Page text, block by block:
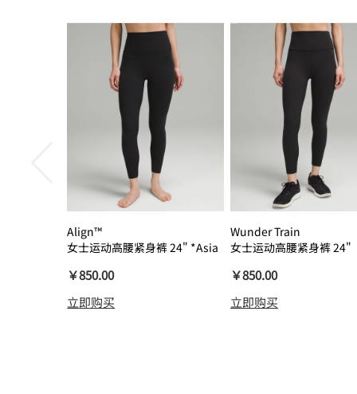
Align™
女士运动高腰紧身裤 24" *Asia
￥850.00
立即购买
Wunder Train
女士运动高腰紧身裤 24"
￥850.00
立即购买